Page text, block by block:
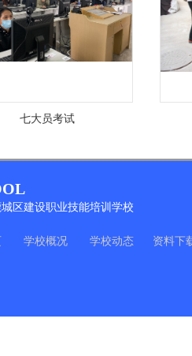
七大员考试
区建设职业技能培训学校
学校概况 学校动态 资料下